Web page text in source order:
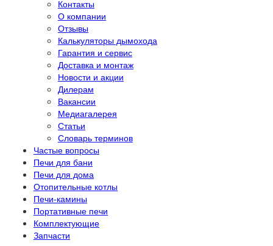
Контакты
О компании
Отзывы
Калькуляторы дымохода
Гарантия и сервис
Доставка и монтаж
Новости и акции
Дилерам
Вакансии
Медиагалерея
Статьи
Словарь терминов
Частые вопросы
Печи для бани
Печи для дома
Отопительные котлы
Печи-камины
Портативные печи
Комплектующие
Запчасти